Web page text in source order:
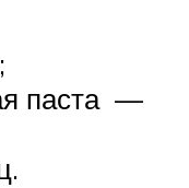
паста —